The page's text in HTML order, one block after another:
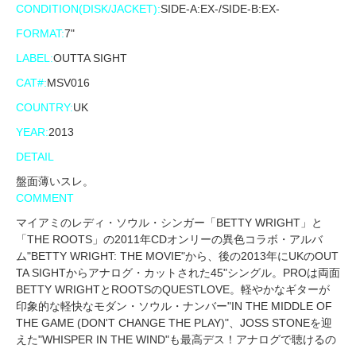
CONDITION(DISK/JACKET):SIDE-A:EX-/SIDE-B:EX-
FORMAT:7"
LABEL:OUTTA SIGHT
CAT#:MSV016
COUNTRY:UK
YEAR:2013
DETAIL
盤面薄いスレ。
COMMENT
マイアミのレディ・ソウル・シンガー「BETTY WRIGHT」と
「THE ROOTS」の2011年CDオンリーの異色コラボ・アルバ
ム"BETTY WRIGHT: THE MOVIE"から、後の2013年にUKのOUT
TA SIGHTからアナログ・カットされた45"シングル。PROは両面
BETTY WRIGHTとROOTSのQUESTLOVE。軽やかなギターが
印象的な軽快なモダン・ソウル・ナンバー"IN THE MIDDLE OF
THE GAME (DON'T CHANGE THE PLAY)"、JOSS STONEを迎
えた"WHISPER IN THE WIND"も最高デス！アナログで聴けるの